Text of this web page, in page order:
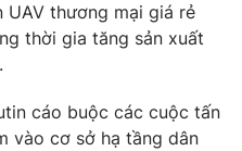
UAV thương mại giá rẻ
thời gia tăng sản xuất
cáo buộc các cuộc tấn
vào cơ sở hạ tầng dân